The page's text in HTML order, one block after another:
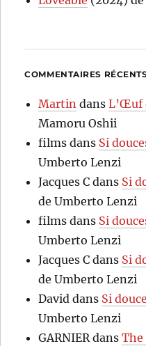
COMMENTAIRES
Martin dansL’Œuf
Mamoru Oshii
films dans Si
Umberto Lenzi
Jacques C dans Si
de Umberto Lenzi
films dans Si
Umberto Lenzi
Jacques C dans Si
de Umberto Lenzi
David dans Si
Umberto Lenzi
GARNIERdans